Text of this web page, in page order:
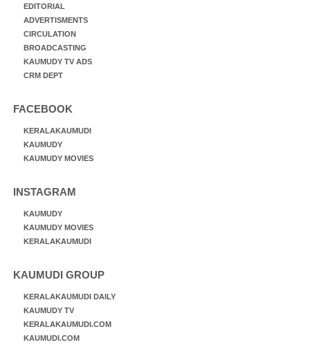
EDITORIAL
ADVERTISMENTS
CIRCULATION
BROADCASTING
KAUMUDY TV ADS
CRM DEPT
FACEBOOK
KERALAKAUMUDI
KAUMUDY
KAUMUDY MOVIES
INSTAGRAM
KAUMUDY
KAUMUDY MOVIES
KERALAKAUMUDI
KAUMUDI GROUP
KERALAKAUMUDI DAILY
KAUMUDY TV
KERALAKAUMUDI.COM
KAUMUDI.COM